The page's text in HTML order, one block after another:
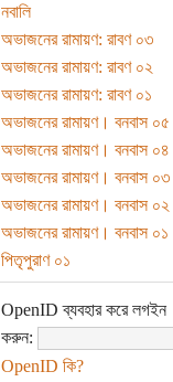
নবালি
অভাজনের রামায়ণ: রাবণ ০৩
অভাজনের রামায়ণ: রাবণ ০২
অভাজনের রামায়ণ: রাবণ ০১
অভাজনের রামায়ণ। বনবাস ০৫
অভাজনের রামায়ণ। বনবাস ০৪
অভাজনের রামায়ণ। বনবাস ০৩
অভাজনের রামায়ণ। বনবাস ০২
অভাজনের রামায়ণ। বনবাস ০১
পিতৃপুরাণ ০১
OpenID ব্যবহার করে লগইন
করুন:
OpenID কি?